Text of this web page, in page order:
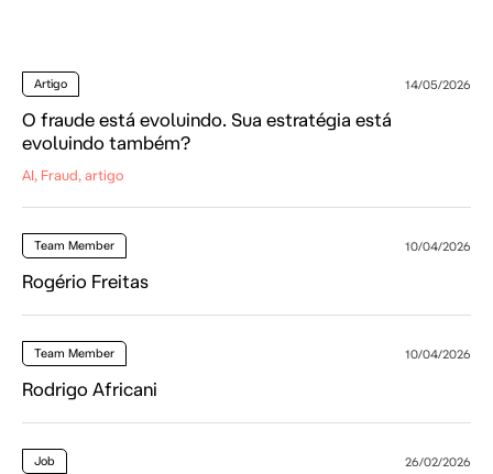
Artigo 14/05/2026
O fraude está evoluindo. Sua estratégia está
evoluindo também?
AI, Fraud, artigo
Team Member 10/04/2026
Rogério Freitas
Team Member 10/04/2026
Rodrigo Africani
Job 26/02/2026